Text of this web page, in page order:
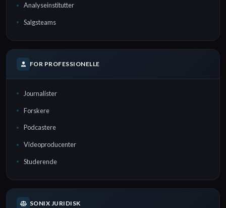
Analyseinstitutter
Salgsteams
FOR PROFESSIONELLE
Journalister
Forskere
Podcastere
Videoproducenter
Studerende
SONIX JURIDISK